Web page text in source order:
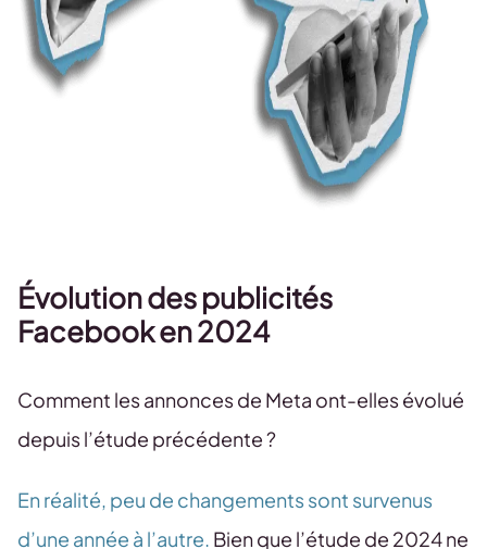
Évolution des publicités
Facebook en 2024
Comment les annonces de Meta ont-elles évolué
depuis l’étude précédente ?
En réalité, peu de changements sont survenus
d’une année à l’autre. Bien que l’étude de 2024 ne